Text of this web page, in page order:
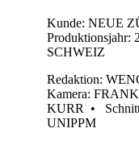
Kunde: NEUE
SCHWEIZ
Redaktion:
Kamera:
KURR •
UNIPPM